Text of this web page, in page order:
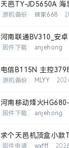
天邑TY-JD5650A 海
原机备份 砖家668
河南联通BV310_安
固件下载 anjehong
电信B115N 主控
原机备份 MLYY
河南移动烽火
固件下载 anjehong
求个天邑机顶盒小款
固件申请 wxfff